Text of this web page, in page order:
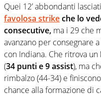
Quei 12’ abbondanti
favolosa strikeche lo
consecutive, ma i 29 che
avanzano per consegnare
con Indiana. Che ritrova un
(34 punti e 9 assist), ma
rimbalzo (44-34) e
chance alla formazione di